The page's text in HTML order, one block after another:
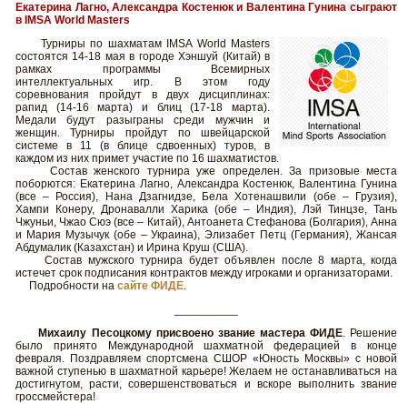
Екатерина Лагно, Александра Костенюк и Валентина Гунина сыграют
в IMSA World Masters
Турниры по шахматам IMSA World Masters
состоятся 14-18 мая в городе Хэншуй (Китай) в
рамках программы Всемирных
интеллектуальных игр. В этом году
соревнования пройдут в двух дисциплинах:
рапид (14-16 марта) и блиц (17-18 марта).
Медали будут разыграны среди мужчин и
женщин. Турниры пройдут по швейцарской
системе в 11 (в блице сдвоенных) туров, в
каждом из них примет участие по 16 шахматистов.
Состав женского турнира уже определен. За призовые места
поборются: Екатерина Лагно, Александра Костенюк, Валентина Гунина
(все – Россия), Нана Дзагнидзе, Бела Хотенашвили (обе – Грузия),
Хампи Конеру, Дронавалли Харика (обе – Индия), Лэй Тинцзе, Тань
Чжуньи, Чжао Сюэ (все – Китай), Антоанета Стефанова (Болгария), Анна
и Мария Музычук (обе – Украина), Элизабет Петц (Германия), Жансая
Абдумалик (Казахстан) и Ирина Круш (США).
Состав мужского турнира будет объявлен после 8 марта, когда
истечет срок подписания контрактов между игроками и организаторами.
Подробности на сайте ФИДЕ.
Михаилу Песоцкому присвоено звание мастера ФИДЕ. Решение
было принято Международной шахматной федерацией в конце
февраля. Поздравляем спортсмена СШОР «Юность Москвы» с новой
важной ступенью в шахматной карьере! Желаем не останавливаться на
достигнутом, расти, совершенствоваться и вскоре выполнить звание
гроссмейстера!